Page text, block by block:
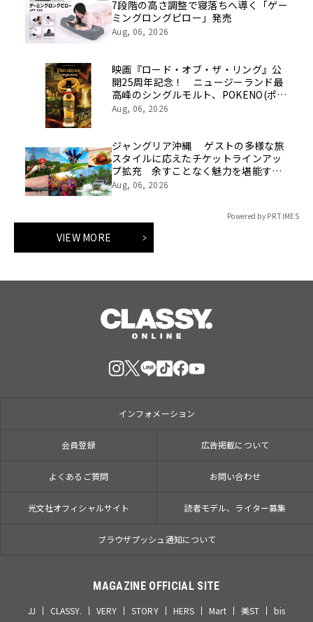
7段階の高さ調整で寝落ちへ導く「ゲー
ミングロングピロー」発売
Aug, 06, 2026
映画『ロード・オブ・ザ・リング』公
開25周年記念！ ニュージーランド最
高峰のシングルモルト、POKENO(ポケ
ノ)より 数量限定ウイスキー「リング
Aug, 06, 2026
ジャングリア沖縄 ゲストの多様な旅
スタイルに応えたチケットラインアッ
プ拡充 余すことなく魅力を堪能する
「ロイヤルチケット」新登場
Aug, 06, 2026
Powered by PR TIMES
VIEW MORE
インフォメーション
会員登録 広告掲載について
よくあるご質問 お問い合わせ
光文社オフィシャルサイト 読者モデル、ライター募集
ブラウザプッシュ通知について
MAGAZINE OFFICIAL SITE
JJ CLASSY. VERY STORY HERS Mart 美ST
bis